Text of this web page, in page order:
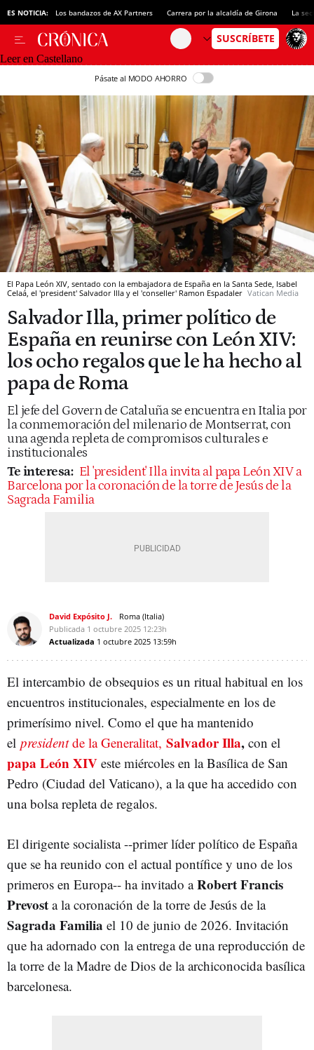
ES NOTICIA: Los bandazos de AX Partners Carrera por la alcaldía de Girona La
Leer en Castellano
Pásate al MODO AHORRO
El Papa León XIV, sentado con la embajadora de España en la Santa Sede, Isabel
Celaá, el 'president' Salvador Illa y el 'conseller' Ramon Espadaler Vatican Media
Salvador Illa, primer político de
España en reunirse con León XIV:
los ocho regalos que le ha hecho al
papa de Roma
El jefe del Govern de Cataluña se encuentra en Italia por
la conmemoración del milenario de Montserrat, con
una agenda repleta de compromisos culturales e
institucionales
Te interesa: El 'president' Illa invita al papa León XIV a
Barcelona por la coronación de la torre de Jesús de la
Sagrada Familia
David Expósito J.
Roma (Italia)
Publicada 1 octubre 2025 12:23h
Actualizada 1 octubre 2025 13:59h
El intercambio de obsequios es un ritual habitual en los
encuentros institucionales, especialmente en los de
primerísimo nivel. Como el que ha mantenido
el presidentde la Generalitat, Salvador Illa, con el
papa León XIV este miércoles en la Basílica de San
Pedro (Ciudad del Vaticano), a la que ha accedido con
una bolsa repleta de regalos.
El dirigente socialista --primer líder político de España
que se ha reunido con el actual pontífice y uno de los
primeros en Europa-- ha invitado aRobert Francis
Prevost​​ a la coronación de la torre de Jesús de la
Sagrada Familia el 10 de junio de 2026. Invitación
que ha adornado con la entrega de una reproducción de
la torre de la Madre de Dios de la archiconocida basílica
barcelonesa.